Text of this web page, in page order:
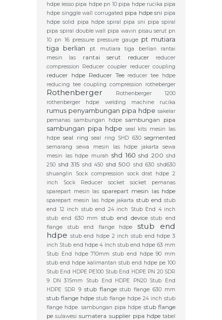
hdpe lesso pipa hdpe pn 10 pipa hdpe rucika pipa
hdpe singgle wall corrugated pipa hdpe sni pipa
hdpe solid
pipa hdpe spiral pipa sni pipa spiral
pipa spiral double wall pipa wavin pisau serut pn
10 pn 16 pressure pressure gauge pt mutiara
tiga berlian
pt. mutiara tiga berlian
rantai
mesin las
rantai serut reducer
reducer
compression
Reducer coupler reducer coupling
reducer hdpe Reducer Tee reducer tee hdpe
reducing tee coupling compression
rotheberger
Rothenberger
Rothenberger 1200
rothenberger hdpe welding machine
rucika
rumus penyambungan pipa hdpe sakelar
pemanas sambungan hdpe sambungan pipa
sambungan pipa hdpe seal kits mesin las
hdpe seal ring seal ring SHD 630 segmented
semarang sewa mesin las hdpe jakarta
sewa
mesin las hdpe murah shd 160 shd 200 shd
250 shd 315 shd 450 shd 500 shd 630 shd630
shuanglin
Sock compression
sock drat hdpe 2
inch
Sock Reducer socket
socket pemanas
sparepart mesin las sparepart mesin las hdpe
sparepart mesin las hdpe jakarta stub end stub
end 12 inch stub end 24 inch
Stub End 4 inch
stub end 630 mm
stub end device stub end
flange
stub end flange hdpe
stub end
hdpe stub end hdpe 2 inch stub end hdpe 3
inch Stub end hdpe 4 Inch stub end hdpe 63 mm
Stub End hdpe 710mm stub end hdpe 90 mm
stub end hdpe kalimantan stub end hdpe pe 100
Stub End HDPE PE100 Stub End HDPE PN 20 SDR
9 DN 315mm
Stub End HDPE PN20 Stub End
HDPE SDR 9 stub flange stub flange 630 mm
stub flange hdpe stub flange hdpe 24 inch stub
flange hdpe. sambungan pipa hdpe stub flange
pe sulawesi sumatera supplier pipa hdpe tabel